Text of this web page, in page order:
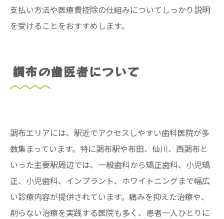
支払い方法や医療費控除の仕組みについてしっかり説明
を受けることをおすすめします。
調布の歯医者について
調布エリアには、駅近でアクセスしやすい歯科医院が多
数集まっています。特に調布駅や布田、仙川、西調布と
いった主要駅周辺では、一般歯科から矯正歯科、小児矯
正、小児歯科、インプラント、ホワイトニングまで幅広
い診療内容が提供されています。痛みを抑えた治療や、
削らない治療を実践する医院も多く、患者一人ひとりに